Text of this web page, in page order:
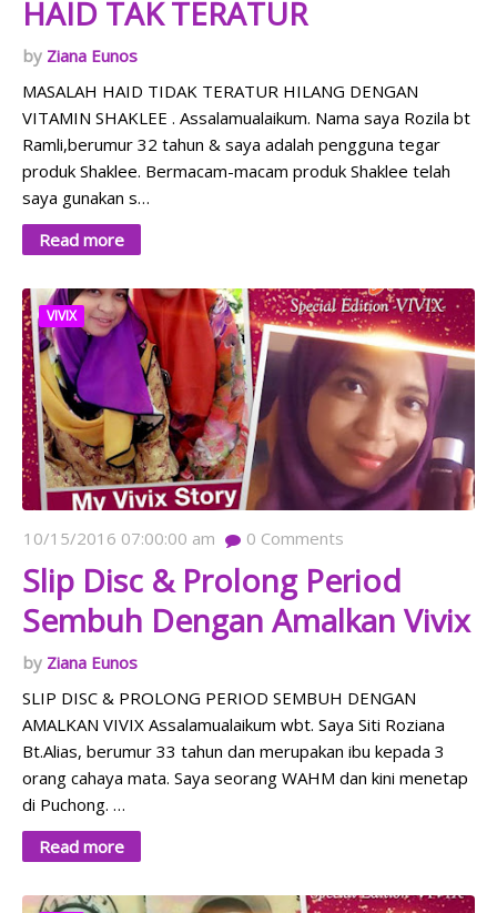
HAID TAK TERATUR
Ziana Eunos
MASALAH HAID TIDAK TERATUR HILANG DENGAN
VITAMIN SHAKLEE . Assalamualaikum. Nama saya Rozila bt
Ramli,berumur 32 tahun & saya adalah pengguna tegar
produk Shaklee. Bermacam-macam produk Shaklee telah
saya gunakan s…
Read more
VIVIX
10/15/2016 07:00:00 am 0 Comments
Slip Disc & Prolong Period
Sembuh Dengan Amalkan Vivix
Ziana Eunos
SLIP DISC & PROLONG PERIOD SEMBUH DENGAN
AMALKAN VIVIX Assalamualaikum wbt. Saya Siti Roziana
Bt.Alias, berumur 33 tahun dan merupakan ibu kepada 3
orang cahaya mata. Saya seorang WAHM dan kini menetap
di Puchong. …
Read more